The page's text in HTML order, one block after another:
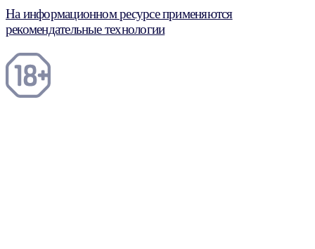
На информационном ресурсе применяются
рекомендательные технологии